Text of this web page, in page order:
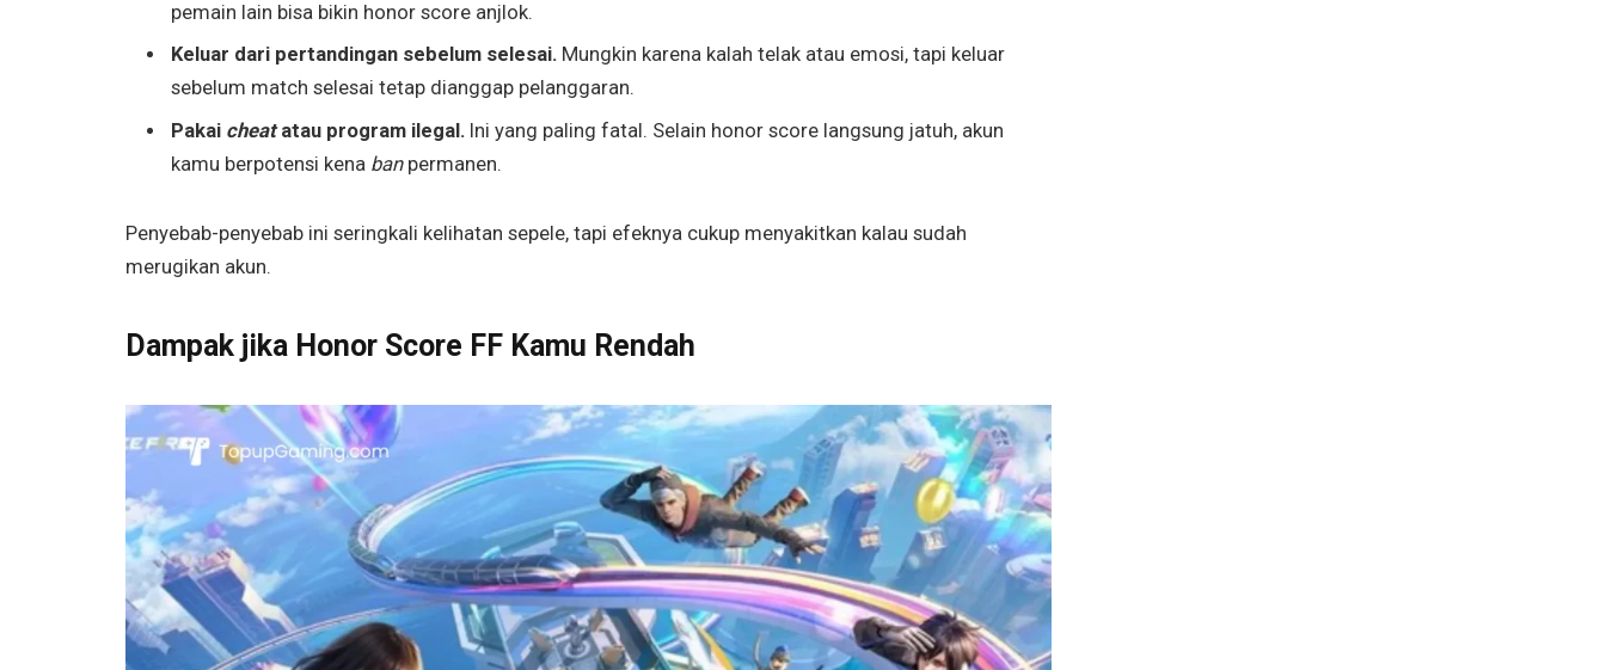
pemain lain bisa bikin honor score anjlok.
Keluar dari pertandingan sebelum selesai. Mungkin karena kalah telak atau emosi, tapi keluar
sebelum match selesai tetap dianggap pelanggaran.
Pakai cheatatau program ilegal. Ini yang paling fatal. Selain honor score langsung jatuh, akun
kamu berpotensi kena banpermanen.
Penyebab-penyebab ini seringkali kelihatan sepele, tapi efeknya cukup menyakitkan kalau sudah
merugikan akun.
Dampak jika Honor Score FF Kamu Rendah